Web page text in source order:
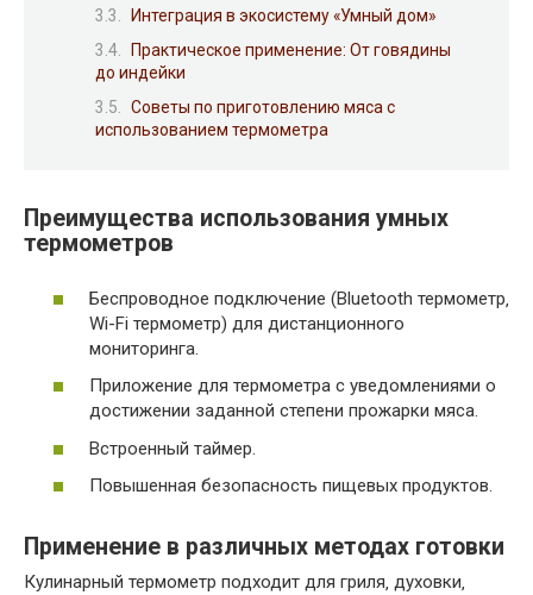
Интеграция в экосистему «Умный дом»
Практическое применение: От говядины
до индейки
Советы по приготовлению мяса с
использованием термометра
Преимущества использования умных
термометров
Беспроводное подключение (Bluetooth термометр‚
Wi-Fi термометр) для дистанционного
мониторинга.
Приложение для термометра с уведомлениями о
достижении заданной степени прожарки мяса.
Встроенный таймер.
Повышенная безопасность пищевых продуктов.
Применение в различных методах готовки
Кулинарный термометр подходит для гриля‚ духовки‚